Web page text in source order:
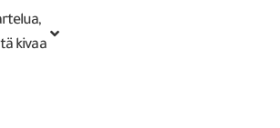
tai
kivaa